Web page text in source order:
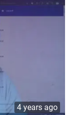
4 years ago